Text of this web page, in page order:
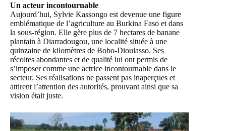
Un acteur incontournable
Aujourd’hui, Sylvie Kassongo est devenue une figure
emblématique de l’agriculture au Burkina Faso et dans
la sous-région. Elle gère plus de 7 hectares de banane
plantain à Diarradougou, une localité située à une
quinzaine de kilomètres de Bobo-Dioulasso. Ses
récoltes abondantes et de qualité lui ont permis de
s’imposer comme une actrice incontournable dans le
secteur. Ses réalisations ne passent pas inaperçues et
attirent l’attention des autorités, prouvant ainsi que sa
vision était juste.